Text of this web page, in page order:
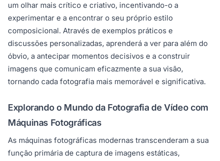
um olhar mais crítico e criativo, incentivando-o a
experimentar e a encontrar o seu próprio estilo
composicional. Através de exemplos práticos e
discussões personalizadas, aprenderá a ver para além do
óbvio, a antecipar momentos decisivos e a construir
imagens que comunicam eficazmente a sua visão,
tornando cada fotografia mais memorável e significativa.
Explorando o Mundo da Fotografia de Vídeo com
Máquinas Fotográficas
As máquinas fotográficas modernas transcenderam a sua
função primária de captura de imagens estáticas,